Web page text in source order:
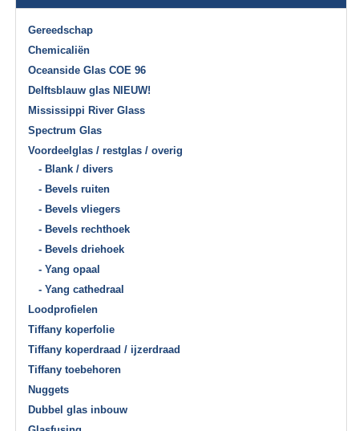
Gereedschap
Chemicaliën
Oceanside Glas COE 96
Delftsblauw glas NIEUW!
Mississippi River Glass
Spectrum Glas
Voordeelglas / restglas / overig
- Blank / divers
- Bevels ruiten
- Bevels vliegers
- Bevels rechthoek
- Bevels driehoek
- Yang opaal
- Yang cathedraal
Loodprofielen
Tiffany koperfolie
Tiffany koperdraad / ijzerdraad
Tiffany toebehoren
Nuggets
Dubbel glas inbouw